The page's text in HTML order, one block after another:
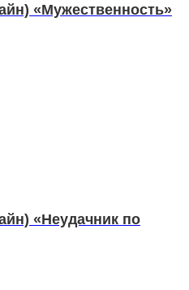
«Мужественность»
«Неудачник по